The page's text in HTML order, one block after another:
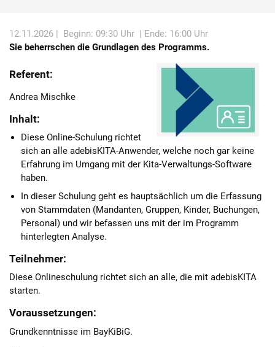
Über die AKDB
12.11.2026 | Beginn: 09:30 Uhr | Ende: 16:00 Uhr
Sie beherrschen die Grundlagen des Programms.
Referent:
Andrea Mischke
Inhalt:
Diese Online-Schulung richtet
sich an alle adebisKITA-Anwender, welche noch gar keine
Erfahrung im Umgang mit der Kita-Verwaltungs-Software
haben.
In dieser Schulung geht es hauptsächlich um die Erfassung
von Stammdaten (Mandanten, Gruppen, Kinder, Buchungen,
Personal) und wir befassen uns mit der im Programm
hinterlegten Analyse.
Teilnehmer:
Diese Onlineschulung richtet sich an alle, die mit adebisKITA
starten.
Voraussetzungen:
Grundkenntnisse im BayKiBiG.